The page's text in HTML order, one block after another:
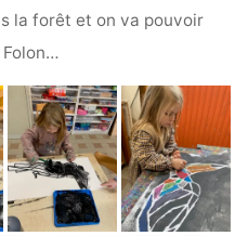
la forêt et on va pouvoir
Folon…